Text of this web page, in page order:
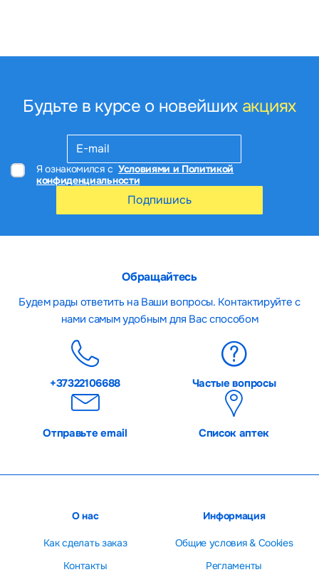
Будьте в курсе о новейших акциях
Я ознакомился с Условиями и Политикой
конфиденциальности
Подпишись
Обращайтесь
Будем рады ответить на Ваши вопросы. Контактируйте с
нами самым удобным для Вас способом
+37322106688 Частые вопросы
Отправьте email Список аптек
О нас
Как сделать заказ
Контакты
Информация
Общие условия & Cookies
Регламенты